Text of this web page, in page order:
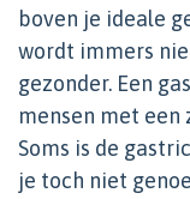
boven je ideale
wordt immers
gezonder. Een
mensen met een
Soms is de
je toch niet